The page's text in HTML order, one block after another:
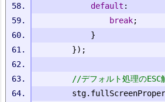
default :
break;
}
});
//デフォルト処理のESC
		stg
.